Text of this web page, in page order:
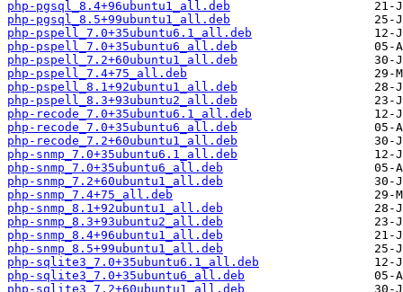
php-pgsql_8.4+96ubuntu1_all.deb
php-pgsql_8.5+99ubuntu1_all.deb
php-pspell_7.0+35ubuntu6.1_all.deb
php-pspell_7.0+35ubuntu6_all.deb
php-pspell_7.2+60ubuntu1_all.deb
php-pspell_7.4+75_all.deb
php-pspell_8.1+92ubuntu1_all.deb
php-pspell_8.3+93ubuntu2_all.deb
php-recode_7.0+35ubuntu6.1_all.deb
php-recode_7.0+35ubuntu6_all.deb
php-recode_7.2+60ubuntu1_all.deb
php-snmp_7.0+35ubuntu6.1_all.deb
php-snmp_7.0+35ubuntu6_all.deb
php-snmp_7.2+60ubuntu1_all.deb
php-snmp_7.4+75_all.deb
php-snmp_8.1+92ubuntu1_all.deb
php-snmp_8.3+93ubuntu2_all.deb
php-snmp_8.4+96ubuntu1_all.deb
php-snmp_8.5+99ubuntu1_all.deb
php-sqlite3_7.0+35ubuntu6.1_all.deb
php-sqlite3_7.0+35ubuntu6_all.deb
php-sqlite3_7.2+60ubuntu1_all.deb